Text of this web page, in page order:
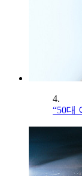
4.
“50대